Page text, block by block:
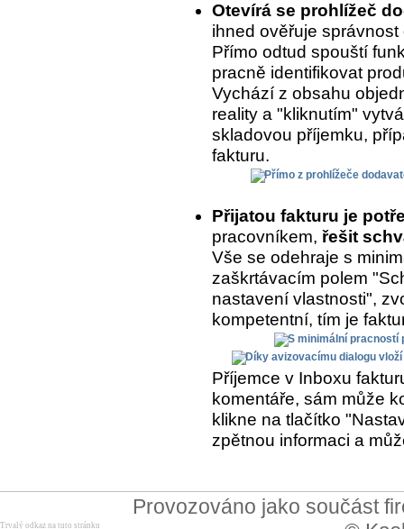
Otevírá se prohlížeč
ihned ověřuje správnost
Přímo odtud spouští
pracně identifikovat
Vychází z obsahu
reality a "kliknutím"
skladovou příjemku,
fakturu.
Přijatou fakturu je
pracovníkem, řešit
Vše se odehraje s
zaškrtávacím polem
nastavení vlastnosti",
kompetentní, tím je
Příjemce v Inboxu
komentáře, sám může
klikne na tlačítko
zpětnou informaci a
Provozováno jako součást
Trvalý odkaz na tuto stránku